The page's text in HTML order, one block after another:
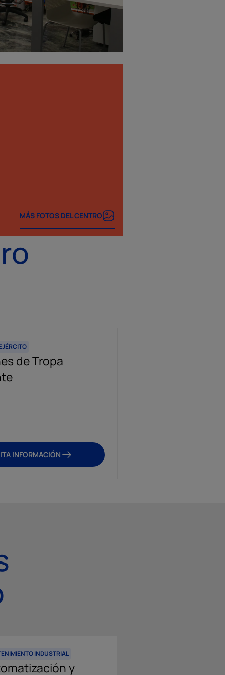
MÁS FOTOS DEL CENTRO
de Tropa
INFORMACIÓN
INDUSTRIAL
y